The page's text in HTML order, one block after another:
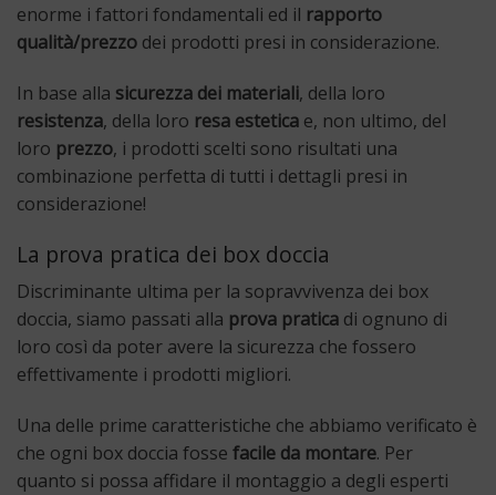
enorme i fattori fondamentali ed il rapporto
qualità/prezzo dei prodotti presi in considerazione.
In base alla sicurezza dei materiali, della loro
resistenza, della loro resa estetica e, non ultimo, del
loro prezzo, i prodotti scelti sono risultati una
combinazione perfetta di tutti i dettagli presi in
considerazione!
La prova pratica dei box doccia
Discriminante ultima per la sopravvivenza dei box
doccia, siamo passati alla prova pratica di ognuno di
loro così da poter avere la sicurezza che fossero
effettivamente i prodotti migliori.
Una delle prime caratteristiche che abbiamo verificato è
che ogni box doccia fosse facile da montare. Per
quanto si possa affidare il montaggio a degli esperti